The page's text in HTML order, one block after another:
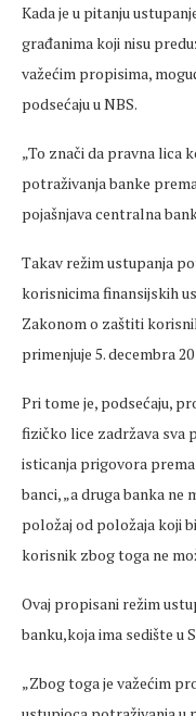
Kada je u pitanju
građanima koji nisu
važećim propisima,
podsećaju u NBS.
„To znači da pravna lica
potraživanja banke
pojašnjava centralna
Takav režim ustupanja
korisnicima finansijskih
Zakonom o zaštiti
primenjuje 5. decembra
Pri tome je, podsećaju,
fizičko lice zadržava sva
isticanja prigovora
banci, „a druga banka
položaj od položaja koji
korisnik zbog toga ne
Ovaj propisani režim
banku,koja ima sedište u
„Zbog toga je važećim